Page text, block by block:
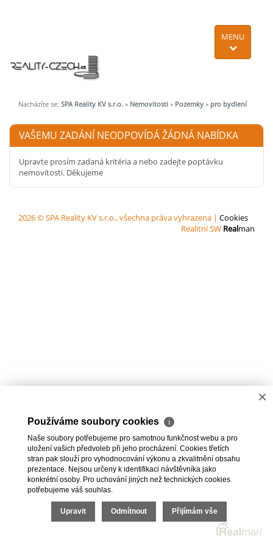
MENU
Nacházíte se: SPA Reality KV s.r.o. » Nemovitosti » Pozemky » pro bydlení
VAŠEMU ZADÁNÍ NEODPOVÍDÁ ŽÁDNÁ NABÍDKA
Upravte prosím zadaná kritéria a nebo zadejte poptávku
nemovitosti. Děkujeme
2026 © SPA Reality KV s.r.o., všechna práva vyhrazena | Cookies
Realitní SW Realman
×
Používáme soubory cookies ℹ
Naše soubory potřebujeme pro samotnou funkčnost webu a pro
uložení vašich předvoleb při jeho procházení. Cookies třetích
stran pak slouží pro vyhodnocování výkonu a zkvalitnění obsahu
prezentace. Nejsou určeny k identifikaci návštěvníka jako
konkrétní osoby. Pro uchování jiných než technických cookies
potřebujeme váš souhlas.
Upravit Odmítnout Přijímám vše